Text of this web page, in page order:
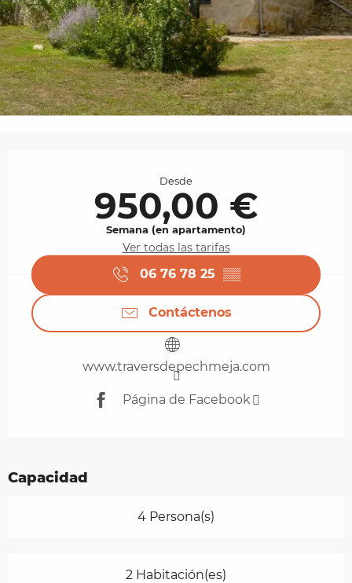
Desde
950,00 €
Semana (en apartamento)
Ver todas las tarifas
06 76 78 25 ▒▒
Contáctenos
www.traversdepechmeja.com
Página de Facebook
Capacidad
4 Persona(s)
2 Habitación(es)